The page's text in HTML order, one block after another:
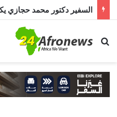
بحث عن